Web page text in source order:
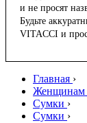
и не просят
Будьте
VITACCI и
Главная ›
Женщинам
Сумки ›
Сумки ›